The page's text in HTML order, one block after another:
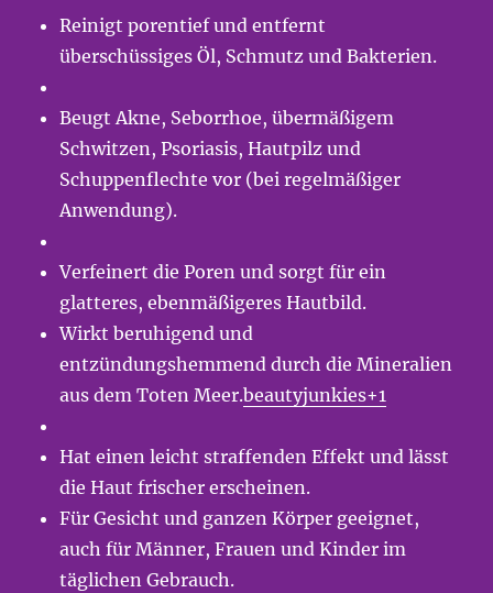
Reinigt porentief und entfernt
überschüssiges Öl, Schmutz und Bakterien.
Beugt Akne, Seborrhoe, übermäßigem
Schwitzen, Psoriasis, Hautpilz und
Schuppenflechte vor (bei regelmäßiger
Anwendung).
Verfeinert die Poren und sorgt für ein
glatteres, ebenmäßigeres Hautbild.
Wirkt beruhigend und
entzündungshemmend durch die Mineralien
aus dem Toten Meer.beautyjunkies+1
Hat einen leicht straffenden Effekt und lässt
die Haut frischer erscheinen.
Für Gesicht und ganzen Körper geeignet,
auch für Männer, Frauen und Kinder im
täglichen Gebrauch.